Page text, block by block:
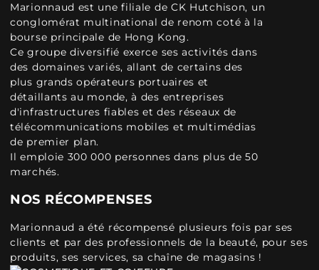
Marionnaud est une filiale de CK Hutchison, un
conglomérat multinational de renom coté à la
bourse principale de Hong Kong.
Ce groupe diversifié exerce ses activités dans
des domaines variés, allant de certains des
plus grands opérateurs portuaires et
détaillants au monde, à des entreprises
d'infrastructures fiables et des réseaux de
télécommunications mobiles et multimédias
de premier plan.
Il emploie 300 000 personnes dans plus de 50
marchés.
NOS RÉCOMPENSES
Marionnaud a été récompensé plusieurs fois par ses
clients et par des professionnels de la beauté, pour ses
produits, ses services, sa chaîne de magasins !